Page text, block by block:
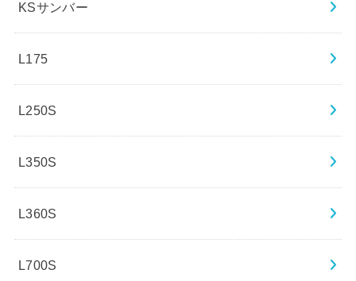
KSサンバー
L175
L250S
L350S
L360S
L700S